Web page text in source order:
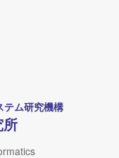
テム研究機構